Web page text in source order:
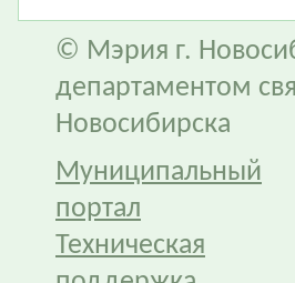
© Мэрия г.
департаментом
Новосибирска
Муниципальный
портал
Техническая